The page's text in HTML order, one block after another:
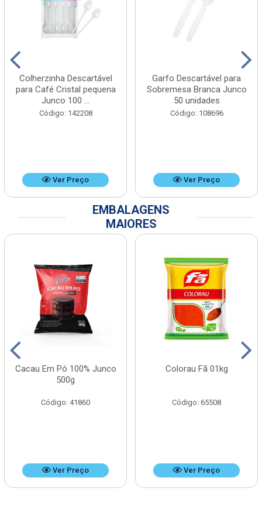
Colherzinha Descartável
para Café Cristal pequena
Junco 100 ...
Código: 142208
Ver Preço
Garfo Descartável para
Sobremesa Branca Junco
50 unidades
Código: 108696
Ver Preço
EMBALAGENS
MAIORES
Cacau Em Pó 100% Junco
500g
Código: 41860
Ver Preço
Colorau Fã 01kg
Código: 65508
Ver Preço